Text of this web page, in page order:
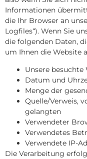
Informationen
die Ihr Browser an
Logfiles“). Wenn Sie
die folgenden Daten,
um Ihnen die Website
Unsere besuchte
Datum und
Menge der
Quelle/Verweis,
gelangten
Verwendeter
Verwendetes
Verwendete IP-
Die Verarbeitung